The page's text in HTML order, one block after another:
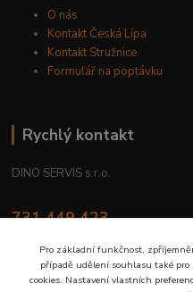
O nás
Kontakt Česká Lípa
Kontakt Stružnice
Formulář na poptávku
Rychlý kontakt
DINO SERVIS s.r.o.
731 449 423
prodejna@dinoservis.cz
Pro základní funkčnost,
případě udělení souhlasu také pro
cookies. Nastavení vlastních